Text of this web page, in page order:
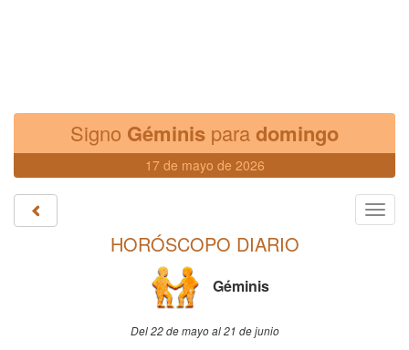
Signo Géminis paradomingo
17 de mayo de 2026
HORÓSCOPO DIARIO
Géminis
Del 22 de mayo al 21 de junio